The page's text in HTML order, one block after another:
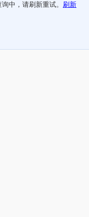
中，请刷新重试。 刷新